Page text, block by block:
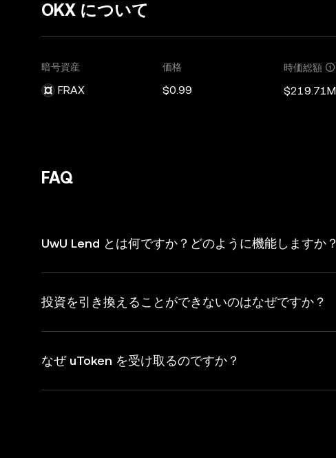
OKX について
暗号資産
FRAX
価格
$0.99
時価総額
$219.71M
FAQ
UwU Lend とは何ですか？どのように機能しますか？
投資を引き換えることができないのはなぜですか？
なぜ uToken を受け取るのですか？